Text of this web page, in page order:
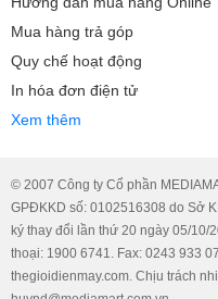
Mua hàng trả góp
Quy chế hoạt động
In hóa đơn điện tử
Xem thêm
© 2007 Công ty Cổ phần
GPĐKKD số: 0102516308 do Sở
ký thay đổi lần thứ 20 ngày 05/10/
thoại: 1900 6741. Fax: 0243 933
thegioidienmay.com. Chịu trách